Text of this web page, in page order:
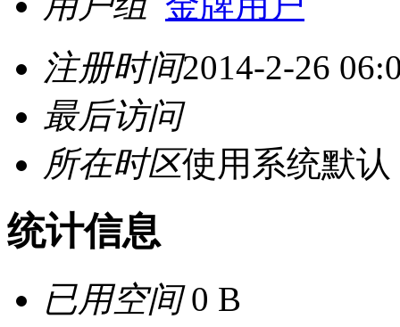
注册时间2014-2-26
最后访问
所在时区使用系统默认
统计信息
已用空间0 B